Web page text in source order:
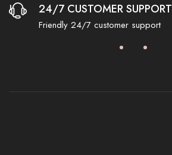
24/7 CUSTOMER SUPPORT
Friendly 24/7 customer support